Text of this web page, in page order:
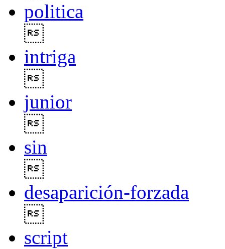
politica
intriga
junior
sin
desaparición-forzada
script